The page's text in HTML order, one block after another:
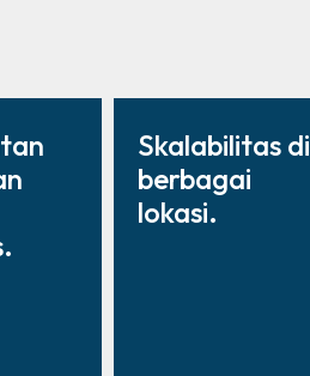
Skalabilitas di
berbagai
lokasi.